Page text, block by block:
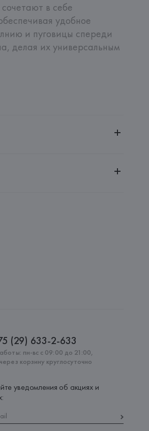
в себе
удобное
и пуговицы спереди
делая их универсальным
5, пом. 39, ком. 1
(29) 633-2-633
пн-вс с 09:00 до 21:00,
корзину круглосуточно
уведомления об акциях и